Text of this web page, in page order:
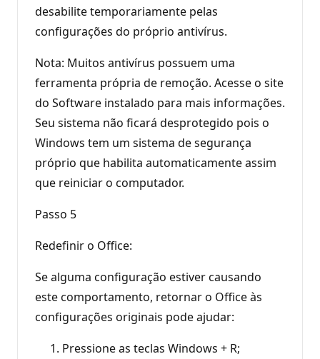
desabilite temporariamente pelas
configurações do próprio antivírus.
Nota: Muitos antivírus possuem uma
ferramenta própria de remoção. Acesse o site
do Software instalado para mais informações.
Seu sistema não ficará desprotegido pois o
Windows tem um sistema de segurança
próprio que habilita automaticamente assim
que reiniciar o computador.
Passo 5
Redefinir o Office:
Se alguma configuração estiver causando
este comportamento, retornar o Office às
configurações originais pode ajudar:
Pressione as teclas Windows + R;